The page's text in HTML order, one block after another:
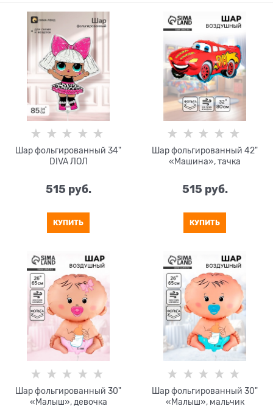
Шар фольгированный 34"
DIVA ЛОЛ
515 руб.
КУПИТЬ
Шар фольгированный 42"
«Машина», тачка
515 руб.
КУПИТЬ
Шар фольгированный 30"
«Малыш», девочка
Шар фольгированный 30"
«Малыш», мальчик